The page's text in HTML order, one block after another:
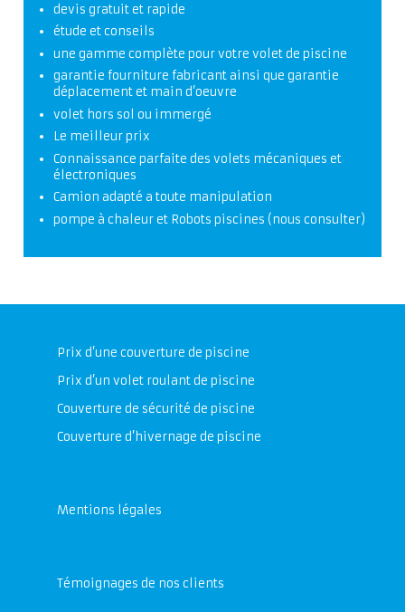
devis gratuit et rapide
étude et conseils
une gamme complète pour votre volet de piscine
garantie fourniture fabricant ainsi que garantie
déplacement et main d’oeuvre
volet hors sol ou immergé
Le meilleur prix
Connaissance parfaite des volets mécaniques et
électroniques
Camion adapté a toute manipulation
pompe à chaleur et Robots piscines (nous consulter)
Prix d’une couverture de piscine
Prix d’un volet roulant de piscine
Couverture de sécurité de piscine
Couverture d’hivernage de piscine
Mentions légales
Témoignages de nos clients